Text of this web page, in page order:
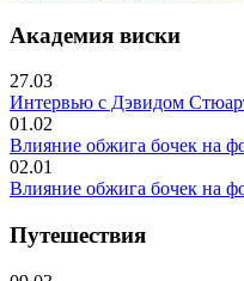
Академия виски
27.03
Интервью с Дэвидом
01.02
Влияние обжига бочек на
02.01
Влияние обжига бочек на
Путешествия